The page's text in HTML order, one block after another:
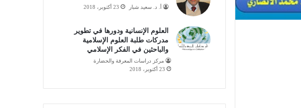
أ. د. سعيد شبار 23 أكتوبر، 2018
العلوم الإنسانية ودورها في تطوير
مدركات طلبة العلوم الإسلامية
والباحثين في الفكر الإسلامي
مركز دراسات المعرفة والحضارة
23 أكتوبر، 2018